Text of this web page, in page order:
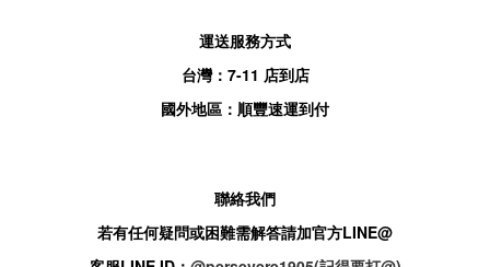
運送服務方式
台灣： 7-11 店到店
國外地區：順豐速運到付
聯絡我們
若有任何疑問或困難需解答請加官方LINE@